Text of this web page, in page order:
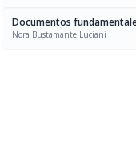
Documentos
Nora Bustamante Luciani